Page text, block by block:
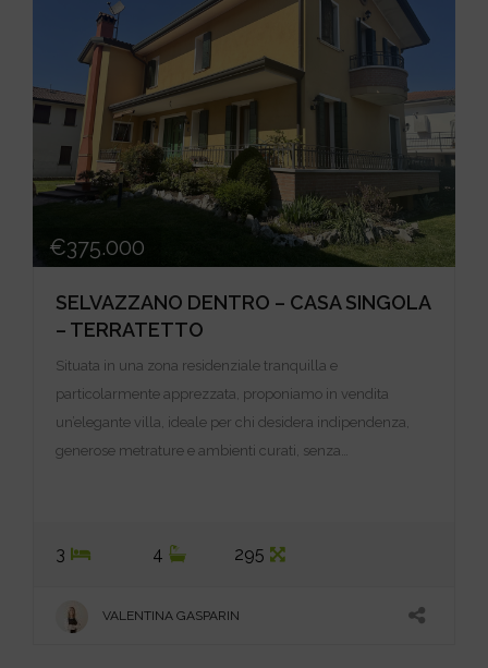
€375.000
SELVAZZANO DENTRO – CASA SINGOLA
– TERRATETTO
Situata in una zona residenziale tranquilla e
particolarmente apprezzata, proponiamo in vendita
un’elegante villa, ideale per chi desidera indipendenza,
generose metrature e ambienti curati, senza…
3 4 295
VALENTINA GASPARIN